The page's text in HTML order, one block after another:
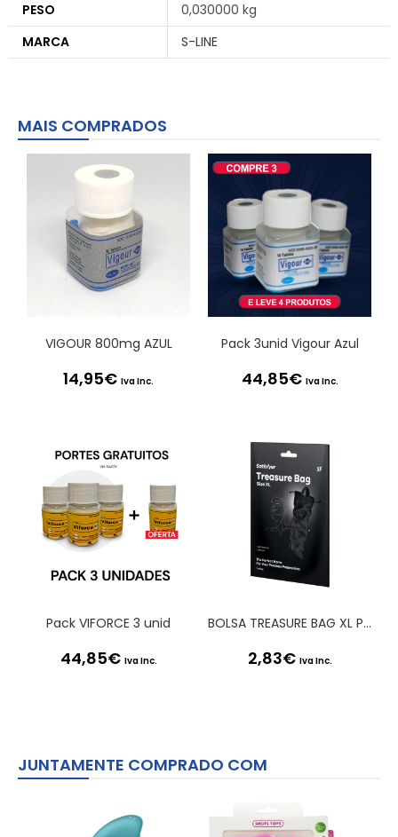
PESO
0,030000 kg
MARCA
S-LINE
MAIS COMPRADOS
VIGOUR 800mg AZUL
14,95€ Iva Inc.
Pack 3unid Vigour Azul
44,85€ Iva Inc.
Pack VIFORCE 3 unid
44,85€ Iva Inc.
BOLSA TREASURE BAG XL PRETA SATISFYER
2,83€ Iva Inc.
JUNTAMENTE COMPRADO COM